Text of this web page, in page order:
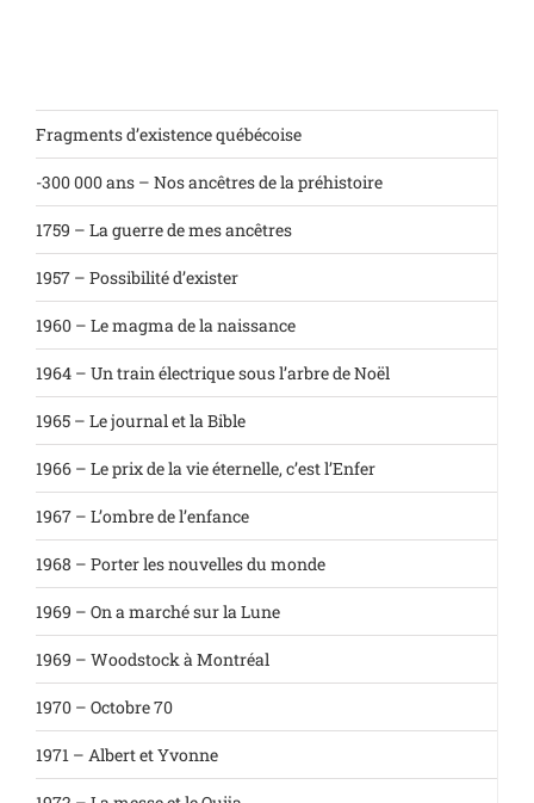
Fragments d’existence québécoise
-300 000 ans – Nos ancêtres de la préhistoire
1759 – La guerre de mes ancêtres
1957 – Possibilité d’exister
1960 – Le magma de la naissance
1964 – Un train électrique sous l’arbre de Noël
1965 – Le journal et la Bible
1966 – Le prix de la vie éternelle, c’est l’Enfer
1967 – L’ombre de l’enfance
1968 – Porter les nouvelles du monde
1969 – On a marché sur la Lune
1969 – Woodstock à Montréal
1970 – Octobre 70
1971 – Albert et Yvonne